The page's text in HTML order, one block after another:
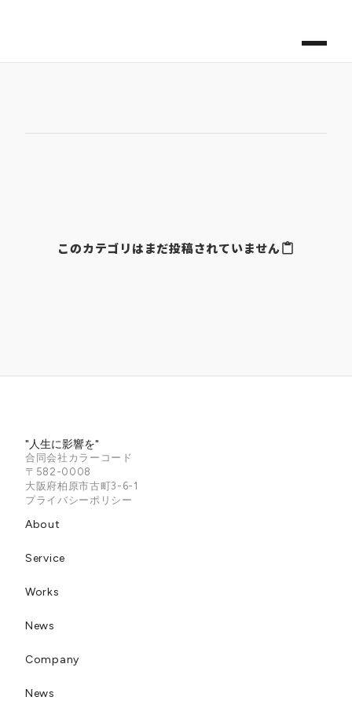
このカテゴリはまだ投稿されていませんcontent_paste
"人生に影響を"
合同会社カラーコード
〒582-0008
大阪府柏原市古町3-6-1
プライバシーポリシー
About
Service
Works
News
Company
News